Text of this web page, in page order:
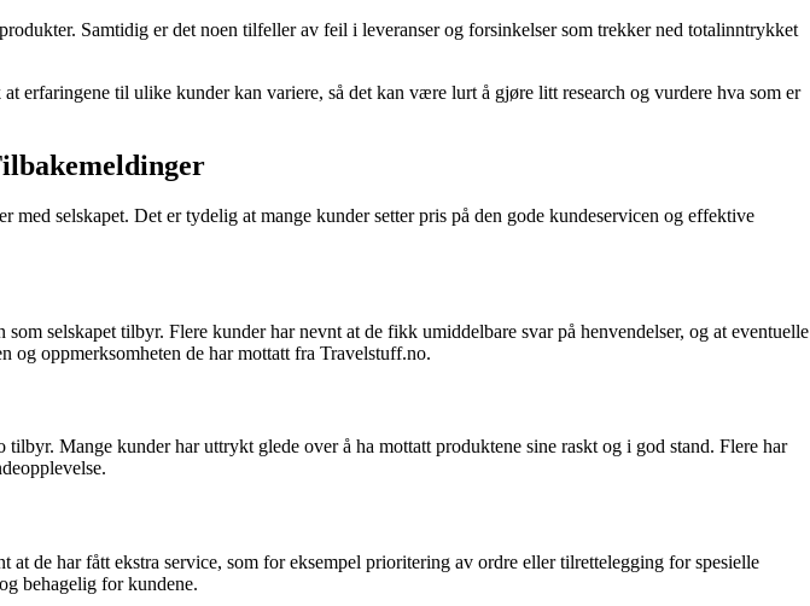
Samtidig er det noen tilfeller av feil i leveranser og forsinkelser som trekker ned totalinntrykket
til ulike kunder kan variere, så det kan være lurt å gjøre litt research og vurdere hva som er
selskapet. Det er tydelig at mange kunder setter pris på den gode kundeservicen og effektive
selskapet tilbyr. Flere kunder har nevnt at de fikk umiddelbare svar på henvendelser, og at eventuelle
og oppmerksomheten de har mottatt fra Travelstuff.no.
Mange kunder har uttrykt glede over å ha mottatt produktene sine raskt og i god stand. Flere har
de har fått ekstra service, som for eksempel prioritering av ordre eller tilrettelegging for spesielle
behagelig for kundene.